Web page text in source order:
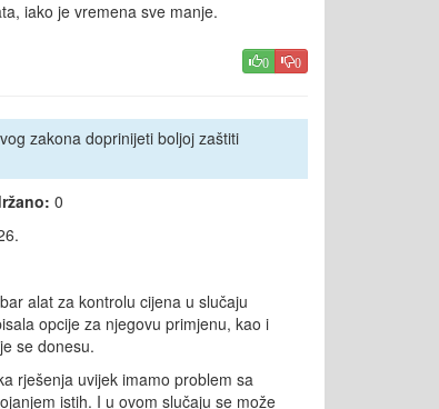
iako je vremena sve manje.
0 0
zakona doprinijeti boljoj zaštiti
0
alat za kontrolu cijena u slučaju
opcije za njegovu primjenu, kao i
se donesu.
rješenja uvijek imamo problem sa
istih. I u ovom slučaju se može